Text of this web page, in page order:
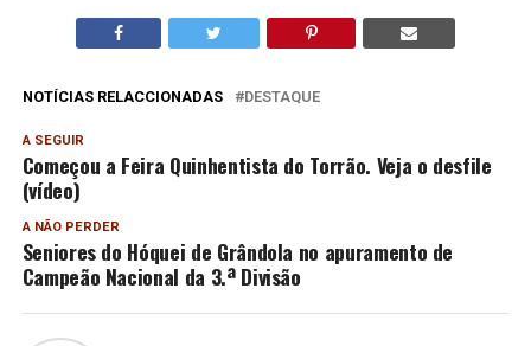
NOTÍCIAS RELACCIONADAS DESTAQUE
A SEGUIR
Começou a Feira Quinhentista do Torrão. Veja o desfile
(vídeo)
A NÃO PERDER
Seniores do Hóquei de Grândola no apuramento de
Campeão Nacional da 3.ª Divisão